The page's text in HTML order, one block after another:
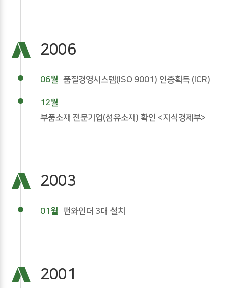
2006
06월 품질경영시스템(ISO 9001) 인증획득 (ICR)
12월
부품소재 전문기업(섬유소재) 확인 <지식경제부>
2003
01월 펀와인더 3대 설치
2001